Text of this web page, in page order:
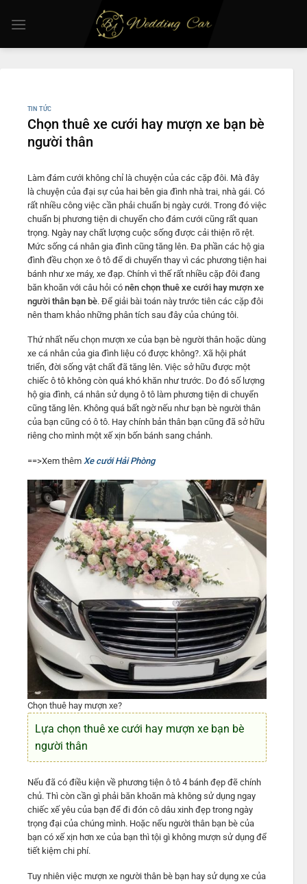
đến
TIN TỨC
Chọn thuê xe cưới hay mượn xe bạn bè
người thân
Làm đám cưới không chỉ là chuyện của các cặp đôi. Mà đây
là chuyện của đại sự của hai bên gia đình nhà trai, nhà gái. Có
rất nhiều công việc cần phải chuẩn bị ngày cưới. Trong đó việc
chuẩn bị phương tiện di chuyển cho đám cưới cũng rất quan
trọng. Ngày nay chất lượng cuộc sống được cải thiện rõ rệt.
Mức sống cá nhân gia đình cũng tăng lên. Đa phần các hộ gia
đình đều chọn xe ô tô để di chuyển thay vì các phương tiện hai
bánh như xe máy, xe đạp. Chính vì thế rất nhiều cặp đôi đang
băn khoăn với câu hỏi có nên chọn thuê xe cưới hay mượn xe
người thân bạn bè. Để giải bài toán này trước tiên các cặp đôi
nên tham khảo những phân tích sau đây của chúng tôi.
Thứ nhất nếu chọn mượn xe của bạn bè người thân hoặc dùng
xe cá nhân của gia đình liệu có được không?. Xã hội phát
triển, đời sống vật chất đã tăng lên. Việc sở hữu được một
chiếc ô tô không còn quá khó khăn như trước. Do đó số lượng
hộ gia đình, cá nhân sử dụng ô tô làm phương tiện di chuyển
cũng tăng lên. Không quá bất ngờ nếu như bạn bè người thân
của bạn cũng có ô tô. Hay chính bản thân bạn cũng đã sở hữu
riêng cho mình một xế xịn bốn bánh sang chảnh.
==>Xem thêm Xe cưới Hải Phòng
Chọn thuê hay mượn xe?
Lựa chọn thuê xe cưới hay mượn xe bạn bè
người thân
Nếu đã có điều kiện về phương tiện ô tô 4 bánh đẹp đẽ chính
chủ. Thì còn cần gì phải băn khoăn mà không sử dụng ngay
chiếc xế yêu của bạn để đi đón cô dâu xinh đẹp trong ngày
trọng đại của chúng mình. Hoặc nếu người thân bạn bè của
bạn có xế xịn hơn xe của bạn thì tội gì không mượn sử dụng để
tiết kiệm chi phí.
Tuy nhiên việc mượn xe người thân bè bạn hay sử dụng xe của